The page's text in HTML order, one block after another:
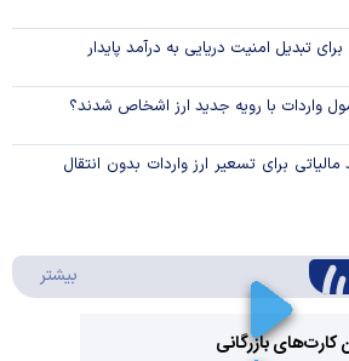
تبدیل امنیت دریایی به درآمد پایدار
واردات با رویه جدید ارز اشخاص شدند؟
برای تسعیر ارز واردات بدون انتقال
بیشتر
کارت‌های بازرگانی